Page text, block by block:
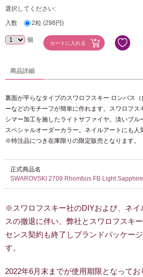
選択してください:
入数
2粒 (298円)
個
商品詳細
裏面が平らなタイプのスワロフスキー ロンバス
ーなどのモチーフが簡単に作れます。スワロフス
シマー加工を施したライトサファイヤ。淡いブ
スペシャルオーダーカラー。ネイルアートにも人
※特注品につき在庫限りの限定販売となります。
正式商品名
SWAROVSKI 2709 Rhombus FB Light
※スワロフスキー社のDIYおよび、ネイ
スの撤退に伴い、弊社とスワロフスキ
センス契約も終了しブランドパッケー
す。
2022年6月末までが使用期限となって